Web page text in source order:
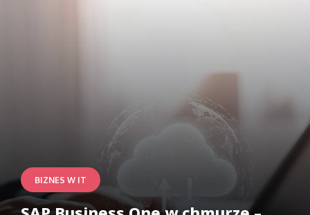
BIZNES W IT